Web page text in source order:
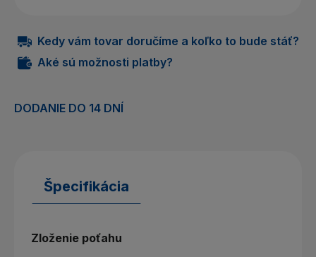
Kedy vám tovar doručíme a koľko to bude stáť?
Aké sú možnosti platby?
DODANIE DO 14 DNÍ
Špecifikácia
Zloženie poťahu